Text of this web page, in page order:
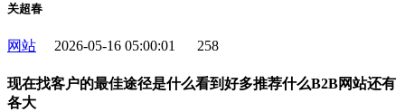
关超春
网站 2026-05-16 05:00:01 258
现在找客户的最佳途径是什么看到好多推荐什么B2B网站还有
各大